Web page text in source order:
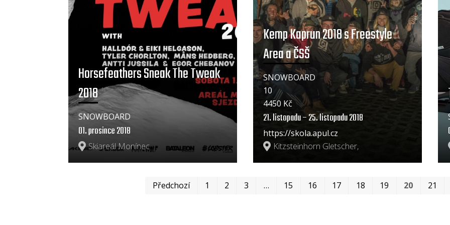
Horsefeathers Sneak The Tweak
2018
Skiareál Monínec
01. prosince 2018
SNOWBOARD
Kemp Kaprun 2018 s Freestyle
Area a ČSŠ
Kitzsteinhorn Gletscher,
https://skola.apul.cz
21. listopadu – 25. listopadu 2018
4450 Kč
10
SNOWBOARD
Předchozí 1 2 3 … 15 16 17 18 19 20 21